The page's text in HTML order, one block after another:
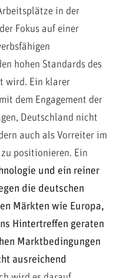
in der
Fokus auf einer
hohen Standards des
wird. Ein klarer
dem Engagement der
Deutschland nicht
auch als Vorreiter im
positionieren. Ein
und ein reiner
die deutschen
Märkten wie Europa,
Hintertreffen geraten
Marktbedingungen
ausreichend